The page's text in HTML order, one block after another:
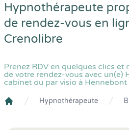
Hypnothérapeute
de rendez-vous en
Crenolibre
Prenez RDV en quelques clics et
de votre rendez-vous avec un(e)
cabinet ou par visio à Hennebont
Hypnothérapeute